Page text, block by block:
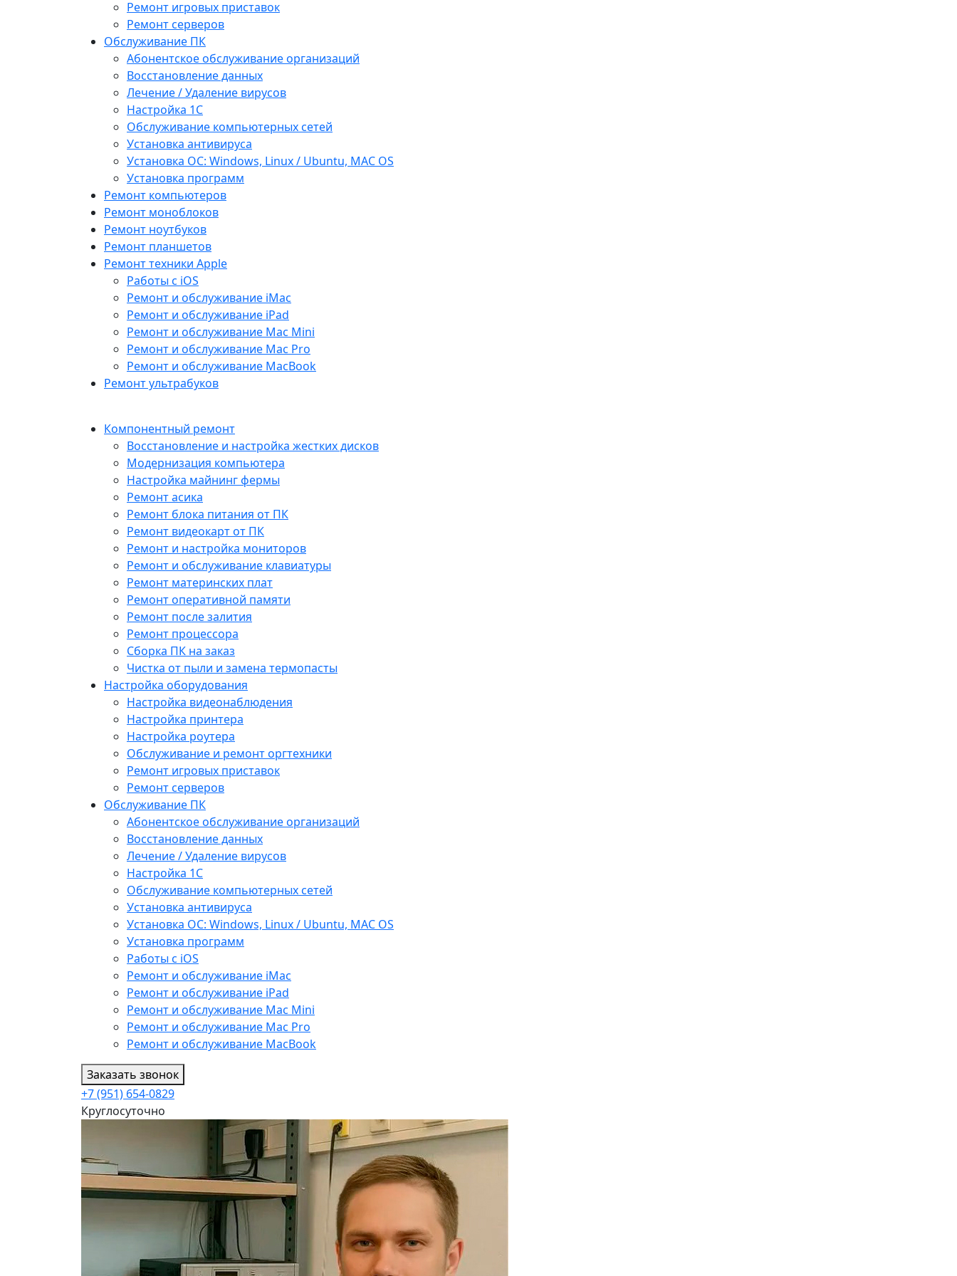
Ремонт игровых приставок
Ремонт серверов
Обслуживание ПК
Абонентское обслуживание организаций
Восстановление данных
Лечение / Удаление вирусов
Настройка 1С
Обслуживание компьютерных сетей
Установка антивируса
Установка ОС: Windows, Linux / Ubuntu, МАС OS
Установка программ
Ремонт компьютеров
Ремонт моноблоков
Ремонт ноутбуков
Ремонт планшетов
Ремонт техники Apple
Работы с iOS
Ремонт и обслуживание iMac
Ремонт и обслуживание iPad
Ремонт и обслуживание Mac Mini
Ремонт и обслуживание Mac Pro
Ремонт и обслуживание MacBook
Ремонт ультрабуков
Компонентный ремонт
Восстановление и настройка жестких дисков
Модернизация компьютера
Настройка майнинг фермы
Ремонт асика
Ремонт блока питания от ПК
Ремонт видеокарт от ПК
Ремонт и настройка мониторов
Ремонт и обслуживание клавиатуры
Ремонт материнских плат
Ремонт оперативной памяти
Ремонт после залития
Ремонт процессора
Сборка ПК на заказ
Чистка от пыли и замена термопасты
Настройка оборудования
Настройка видеонаблюдения
Настройка принтера
Настройка роутера
Обслуживание и ремонт оргтехники
Ремонт игровых приставок
Ремонт серверов
Обслуживание ПК
Абонентское обслуживание организаций
Восстановление данных
Лечение / Удаление вирусов
Настройка 1С
Обслуживание компьютерных сетей
Установка антивируса
Установка ОС: Windows, Linux / Ubuntu, МАС OS
Установка программ
Работы с iOS
Ремонт и обслуживание iMac
Ремонт и обслуживание iPad
Ремонт и обслуживание Mac Mini
Ремонт и обслуживание Mac Pro
Ремонт и обслуживание MacBook
Заказать звонок
+7 (951) 654-0829
Круглосуточно